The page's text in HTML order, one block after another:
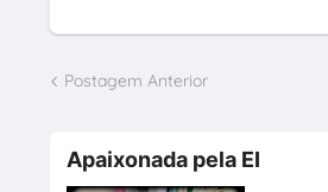
Postagem Anterior
Apaixonada pela EI